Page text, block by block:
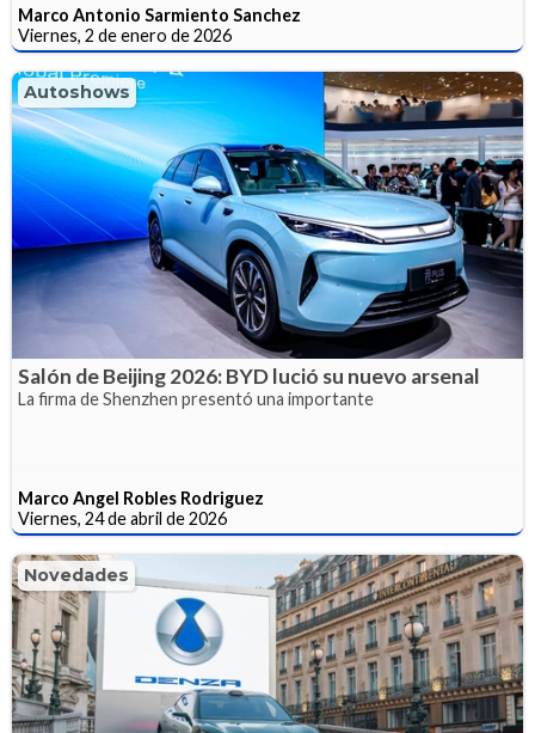
Marco Antonio Sarmiento Sanchez
Viernes, 2 de enero de 2026
Autoshows
Salón de Beijing 2026: BYD lució su nuevo arsenal
La firma de Shenzhen presentó una importante
Marco Angel Robles Rodriguez
Viernes, 24 de abril de 2026
Novedades